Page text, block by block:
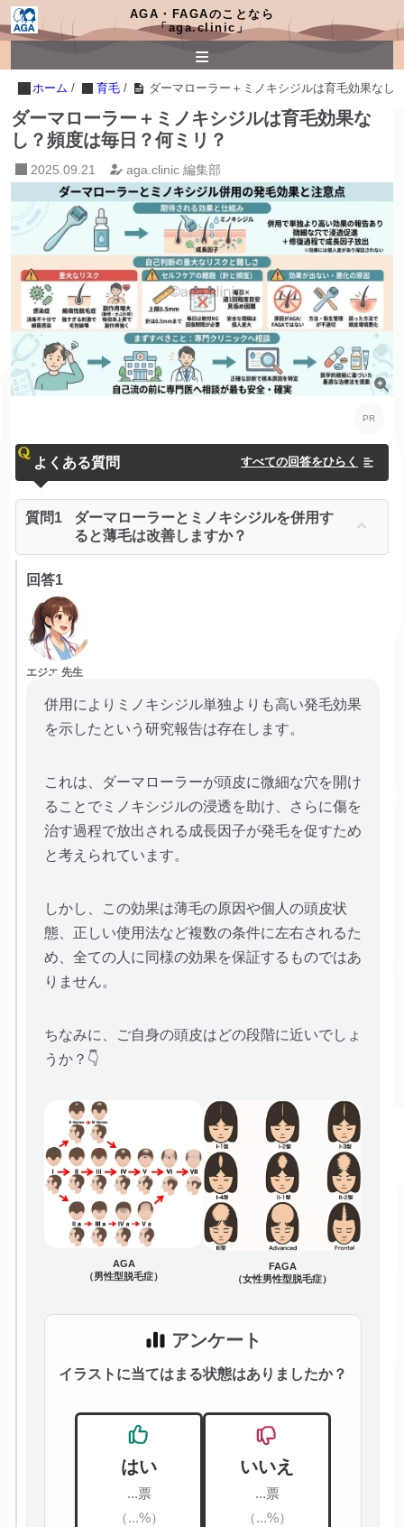
AGA・FAGAのことなら
「aga.clinic」
ホーム / 育毛 / ダーマローラー＋ミノキシジルは育毛効果なし
ダーマローラー＋ミノキシジルは育毛効果な
し？頻度は毎日？何ミリ？
2025.09.21 aga.clinic 編集部
よくある質問 すべての回答をひらく
質問1
ダーマローラーとミノキシジルを併用す
ると薄毛は改善しますか？
回答1
エジエ 先生
併用によりミノキシジル単独よりも高い発毛効果
を示したという研究報告は存在します。
これは、ダーマローラーが頭皮に微細な穴を開け
ることでミノキシジルの浸透を助け、さらに傷を
治す過程で放出される成長因子が発毛を促すため
と考えられています。
しかし、この効果は薄毛の原因や個人の頭皮状
態、正しい使用法など複数の条件に左右されるた
め、全ての人に同様の効果を保証するものではあ
りません。
ちなみに、ご自身の頭皮はどの段階に近いでしょ
うか？👇
AGA
（男性型脱毛症）
FAGA
（女性男性型脱毛症）
アンケート
イラストに当てはまる状態はありましたか？
はい
...票
（...%）
いいえ
...票
（...%）